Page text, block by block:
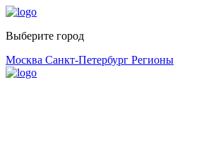
Выберите город
Москва Санкт-Петербург Регионы